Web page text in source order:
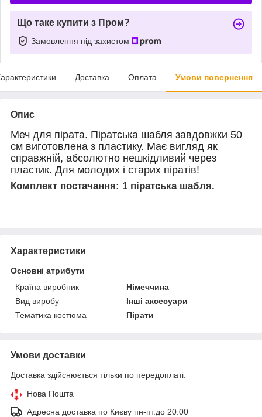
Що таке купити з Пром?
Замовлення під захистом
Доставка Оплата Умови повернення
Опис
Меч для пірата. Піратська шабля завдовжки 50
см виготовлена з пластику. Має вигляд як
справжній, абсолютно нешкідливий через
пластик. Для молодих і старих піратів!
Комплект постачання: 1 піратська шабля.
Характеристики
Основні атрибути
Країна виробник
Німеччина
Вид виробу
Інші аксесуари
Тематика костюма
Пірати
Умови доставки
Доставка здійснюється тільки по передоплаті.
Нова Пошта
Адресна доставка по Києву пн-пт.до 20.00